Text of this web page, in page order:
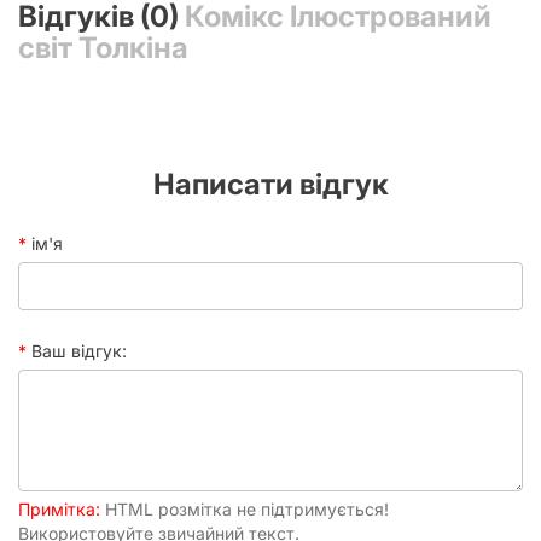
Відгуків (0) Комікс Ілюстрований
світ Толкіна
Написати відгук
ім'я
Ваш відгук:
Примітка: HTML розмітка не підтримується!
Використовуйте звичайний текст.